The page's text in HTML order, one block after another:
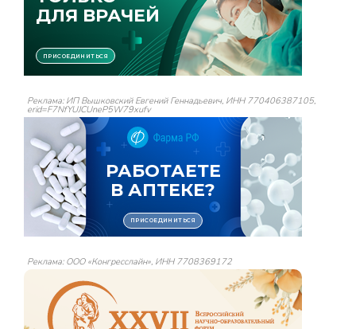
Реклама: ИП Вышковский Евгений Геннадьевич, ИНН 770406387105,
erid=F7NfYUJCUneP5W79xufv
Реклама: ООО «Конгресслайн», ИНН 7708369172